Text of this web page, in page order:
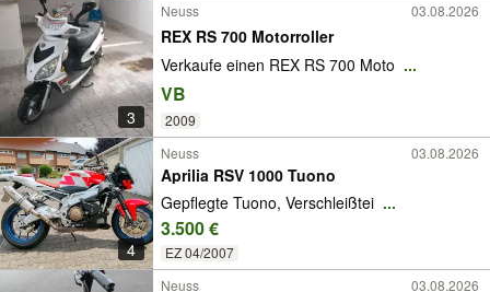
3
Neuss 03.08.2026
REX RS 700 Motorroller
Verkaufe einen REX RS 700 Moto ...
VB
2009
4
Neuss 03.08.2026
Aprilia RSV 1000 Tuono
Gepflegte Tuono, Verschleißtei ...
3.500 €
EZ 04/2007
Neuss 03.08.2026